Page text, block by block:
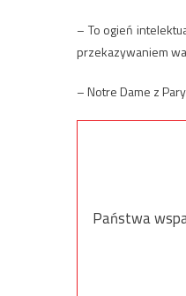
– To ogień
przekazywaniem
– Notre Dame z
Państwa